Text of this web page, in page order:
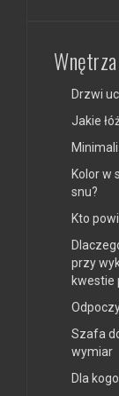
Wnętrza
Drzwi
Jakie
Kolor w
snu?
Kto
przy
kwestie
Szafa
wymiar
Dla